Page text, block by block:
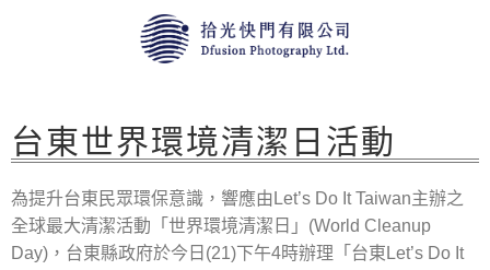
台東世界環境清潔日活動
為提升台東民眾環保意識，響應由Let’s Do It Taiwan主辦之
全球最大清潔活動「世界環境清潔日」(World Cleanup
Day)，台東縣政府於今日(21)下午4時辦理「台東Let’s Do It